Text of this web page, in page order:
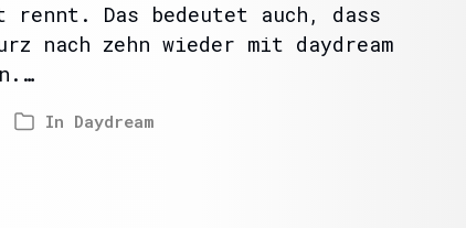
rennt. Das bedeutet auch, dass
nach zehn wieder mit daydream
In Daydream